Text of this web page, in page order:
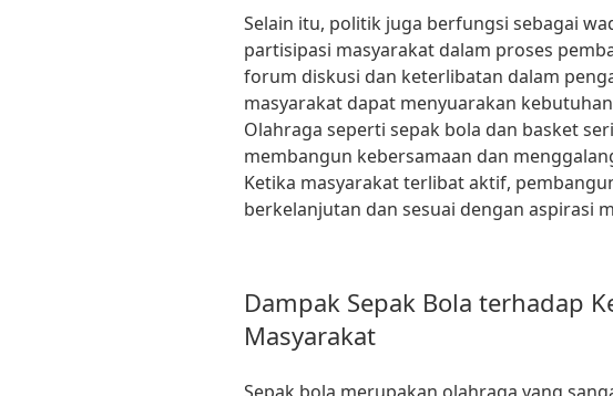
Selain itu, politik juga berfungsi sebagai
partisipasi masyarakat dalam proses
forum diskusi dan keterlibatan dalam
masyarakat dapat menyuarakan
Olahraga seperti sepak bola dan basket
membangun kebersamaan dan
Ketika masyarakat terlibat aktif,
berkelanjutan dan sesuai dengan aspirasi
Dampak Sepak Bola terhadap
Masyarakat